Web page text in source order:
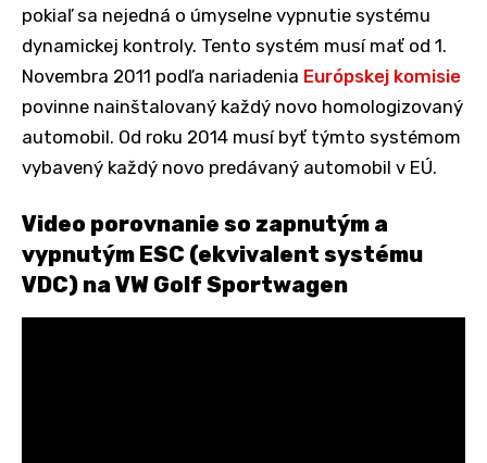
pokiaľ sa nejedná o úmyselne vypnutie systému
dynamickej kontroly. Tento systém musí mať od 1.
Novembra 2011 podľa nariadenia Európskej komisie
povinne nainštalovaný každý novo homologizovaný
automobil. Od roku 2014 musí byť týmto systémom
vybavený každý novo predávaný automobil v EÚ.
Video porovnanie so zapnutým a
vypnutým ESC (ekvivalent systému
VDC) na VW Golf Sportwagen